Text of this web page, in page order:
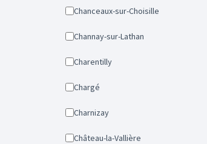
Chanceaux-sur-Choisille
Channay-sur-Lathan
Charentilly
Chargé
Charnizay
Château-la-Vallière